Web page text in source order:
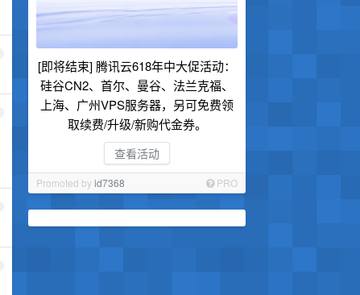
[即将结束] 腾讯云618年中大促活动：
硅谷CN2、首尔、曼谷、法兰克福、
上海、广州VPS服务器，另可免费领
取续费/升级/新购代金券。
查看活动
Promoted byid7368 PRO